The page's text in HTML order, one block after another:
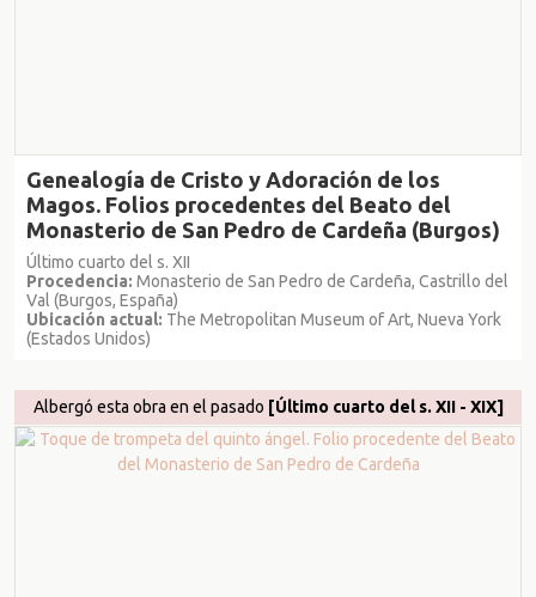
Genealogía de Cristo y Adoración de los
Magos. Folios procedentes del Beato del
Monasterio de San Pedro de Cardeña (Burgos)
Último cuarto del s. XII
Procedencia: Monasterio de San Pedro de Cardeña, Castrillo del
Val (Burgos, España)
Ubicación actual: The Metropolitan Museum of Art, Nueva York
(Estados Unidos)
Albergó esta obra en el pasado [Último cuarto del s. XII - XIX]